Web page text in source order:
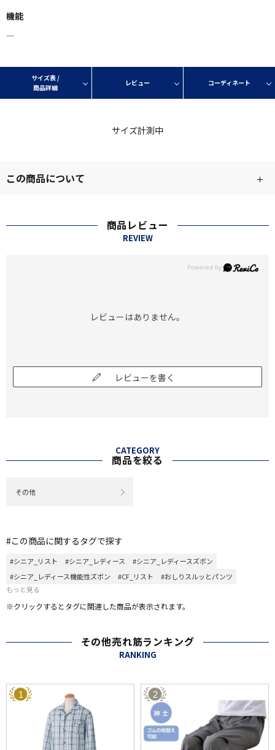
機能
―
サイズ表 /
商品詳細
レビュー コーディネート
サイズ計測中
この商品について
商品レビュー
REVIEW
レビューはありません。
レビューを書く
CATEGORY
商品を絞る
その他
#この商品に関するタグで探す
#シニア_リスト #シニア_レディース
#シニア_レディースズボン
#シニア_レディース機能性ズボン
#CF_リスト
#おしりスルッとパンツ
もっと見る
※クリックするとタグに関連した商品が表示されます。
その他売れ筋ランキング
RANKING
1 2